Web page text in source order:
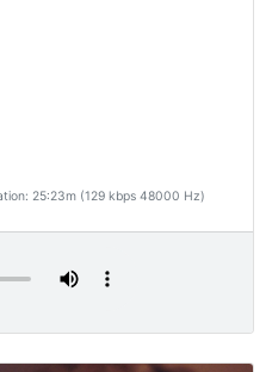
25:23m (129 kbps 48000 Hz)